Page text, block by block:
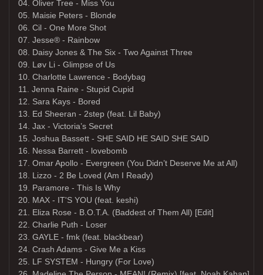
04. Oliver Tree - Miss You
05. Maisie Peters - Blonde
06. Cil - One More Shot
07. Jesse® - Rainbow
08. Daisy Jones & The Six - Two Against Three
09. Løv Li - Glimpse of Us
10. Charlotte Lawrence - Bodybag
11. Jenna Raine - Stupid Cupid
12. Sara Kays - Bored
13. Ed Sheeran - 2step (feat. Lil Baby)
14. Jax - Victoria’s Secret
15. Joshua Bassett - SHE SAID HE SAID SHE SAID
16. Nessa Barrett - lovebomb
17. Omar Apollo - Evergreen (You Didn’t Deserve Me at All)
18. Lizzo - 2 Be Loved (Am I Ready)
19. Paramore - This Is Why
20. MAX - IT'S YOU (feat. keshi)
21. Eliza Rose - B.O.T.A. (Baddest of Them All) [Edit]
22. Charlie Puth - Loser
23. GAYLE - fmk (feat. blackbear)
24. Crash Adams - Give Me a Kiss
25. LF SYSTEM - Hungry (For Love)